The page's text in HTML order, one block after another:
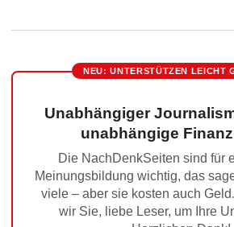
NEU: UNTERSTÜTZEN LEICHT
Unabhängiger
unabhängige
Die NachDenkSeiten sind für
Meinungsbildung wichtig, das
viele – aber sie kosten auch
wir Sie, liebe Leser, um Ihre